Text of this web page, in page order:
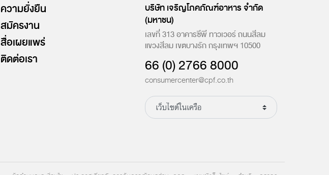
ความยั่งยืน
สมัครงาน
สื่อเผยแพร่
ติดต่อเรา
บริษัท เจริญโภคภัณฑ์อาหาร จำกัด
(มหาชน)
เลขที่ 313 อาคารซีพี ทาวเวอร์ ถนนสีลม
แขวงสีลม เขตบางรัก กรุงเทพฯ 10500
66 (0) 2766 8000
consumercenter@cpf.co.th